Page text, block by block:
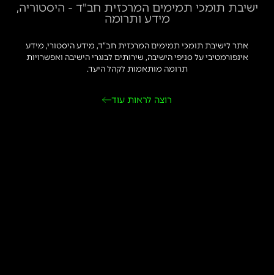
ישיבת תומכי תמימים המרכזית חב"ד - היסטוריה,
מידע ותרומה
אתר לישיבת תומכי תמימים המרכזית חב”ד, מידע היסטורי, מידע
אינפורמטיבי על סניפי הישיבה, שירותים לבוגרי הישיבה ואפשרויות
תרומה מותאמות לקהל היעד.
רוצה לראות עוד